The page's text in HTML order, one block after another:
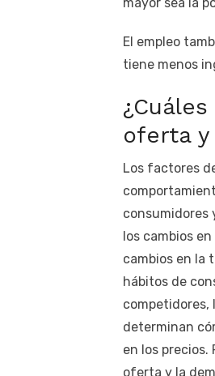
El empleo
tiene menos
oferta y
Los factores
consumidores
los cambios
cambios en la
hábitos de
determinan
en los
oferta y la